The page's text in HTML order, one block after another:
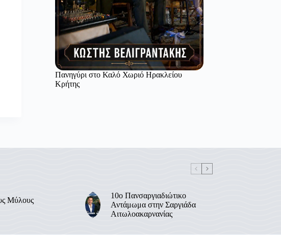
Πανηγύρι στο Καλό Χωριό Ηρακλείου
Κρήτης
Μύλους
10ο Πανσαργιαδιώτικο
Αντάμωμα στην Σαργιάδα
Αιτωλοακαρνανίας